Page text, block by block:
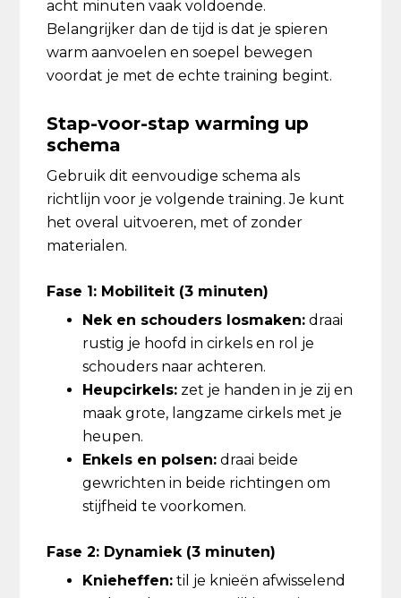
acht minuten vaak voldoende.
Belangrijker dan de tijd is dat je spieren
warm aanvoelen en soepel bewegen
voordat je met de echte training begint.
Stap-voor-stap warming up
schema
Gebruik dit eenvoudige schema als
richtlijn voor je volgende training. Je kunt
het overal uitvoeren, met of zonder
materialen.
Fase 1: Mobiliteit (3 minuten)
Nek en schouders losmaken: draai
rustig je hoofd in cirkels en rol je
schouders naar achteren.
Heupcirkels: zet je handen in je zij en
maak grote, langzame cirkels met je
heupen.
Enkels en polsen: draai beide
gewrichten in beide richtingen om
stijfheid te voorkomen.
Fase 2: Dynamiek (3 minuten)
Knieheffen: til je knieën afwisselend